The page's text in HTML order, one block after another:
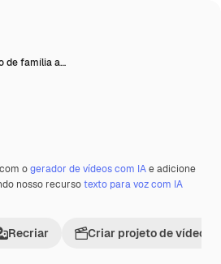
de família a…
ogerador de vídeos com IAe adicione
nosso recursotexto para voz com IA
Recriar Criar projeto de vídeo